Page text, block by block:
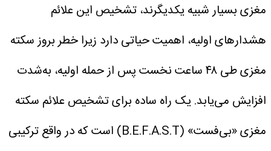
مغزی بسیار شبیه یکدیگرند، تشخیص این علائم
هشدارهای اولیه، اهمیت حیاتی دارد زیرا خطر بروز سکته
مغزی طی ۴۸ ساعت نخست پس از حمله اولیه، به‌شدت
افزایش می‌یابد.یک راه ساده برای تشخیص علائم سکته
مغزی «بی‌فست» (B.E.F.A.S.T) است که در واقع ترکیبی